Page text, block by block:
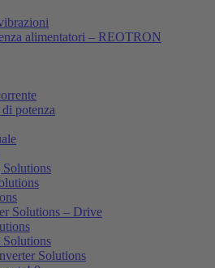
alimentatori – REOTRON
potenza
Solutions – Drive
Solutions
Solutions